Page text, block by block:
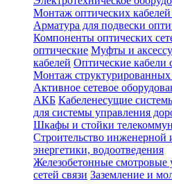
Монтаж оптических кабелей
Арматура для подвески
Компоненты оптических
оптические Муфты и
кабелей Оптические кабели
Монтаж структурированных
Активное сетевое
АКБ Кабеленесущие
для системы управления
Шкафы и стойки
Строительство инженерной
энергетики, водоотведения
Железобетонные смотровые
сетей связи Заземление и